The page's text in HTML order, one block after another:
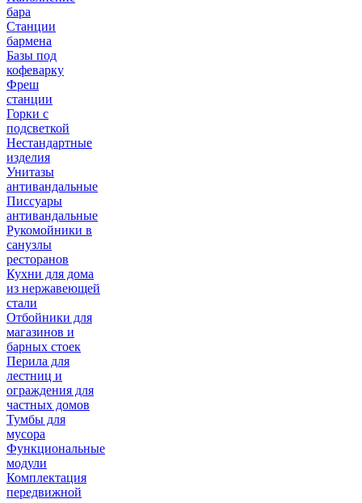
бара
Станции
бармена
Базы под
кофеварку
Фреш
станции
Горки с
подсветкой
Нестандартные
изделия
Унитазы
антивандальные
Писсуары
антивандальные
Рукомойники в
санузлы
ресторанов
Кухни для дома
из нержавеющей
стали
Отбойники для
магазинов и
барных стоек
Перила для
лестниц и
ограждения для
частных домов
Тумбы для
мусора
Функциональные
модули
Комплектация
передвижной